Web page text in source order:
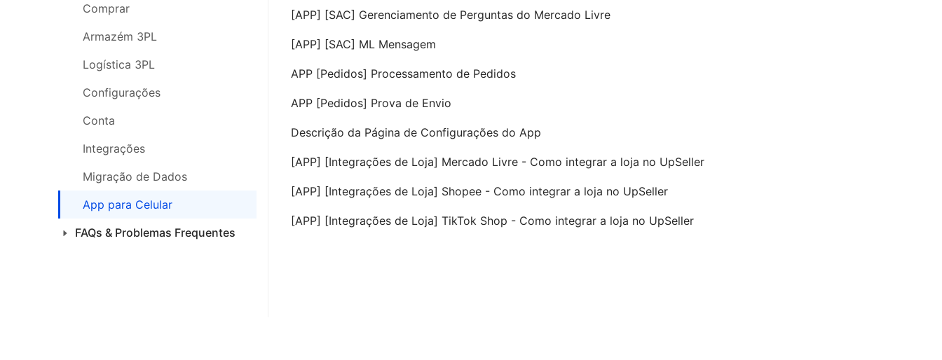
Configurações
Segurança da Conta
Webinars
Comprar
Armazém 3PL
Logística 3PL
Configurações
Conta
Integrações
Migração de Dados
App para Celular
FAQs & Problemas Frequentes
[APP] [SAC] Gerenciamento de Perguntas do Mercado Livre
[APP] [SAC] ML Mensagem
APP [Pedidos] Processamento de Pedidos
APP [Pedidos] Prova de Envio
Descrição da Página de Configurações do App
[APP] [Integrações de Loja] Mercado Livre - Como integrar a loja no UpSeller
[APP] [Integrações de Loja] Shopee - Como integrar a loja no UpSeller
[APP] [Integrações de Loja] TikTok Shop - Como integrar a loja no UpSeller